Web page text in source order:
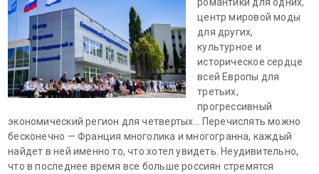
центр мировой моды
для других,
культурное и
историческое сердце
всей Европы для
третьих,
прогрессивный
экономический регион для четвертых… Перечислять можно
бесконечно — Франция многолика и многогранна, каждый
найдет в ней именно то, что хотел увидеть. Неудивительно,
что в последнее время все больше россиян стремятся